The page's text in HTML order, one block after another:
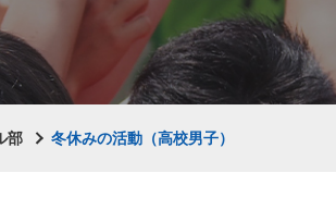
部 冬休みの活動（高校男子）